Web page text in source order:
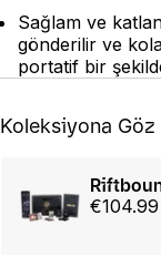
Sağlam ve
gönderilir ve
portatif bir
Koleksiyona Göz
€104.99